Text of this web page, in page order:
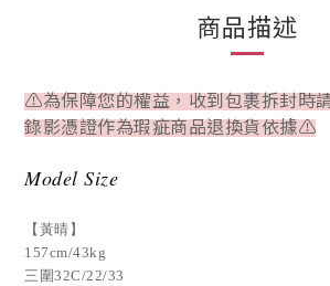
商品描述
⚠為保障您的權益，收到包裹拆封時
錄影憑證作為瑕疵商品退換貨依據⚠
Model Size
【黃晴】
157cm/43kg
三圍32C/22/33